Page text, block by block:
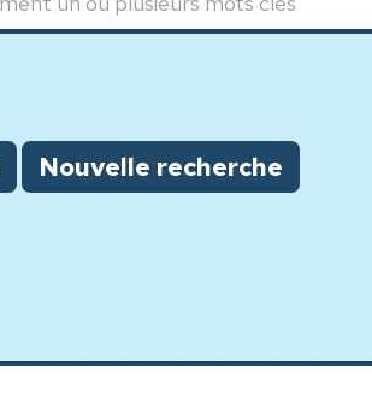
Nouvelle recherche